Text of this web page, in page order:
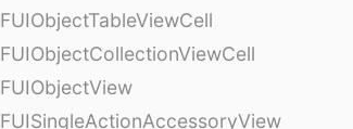
FUIObjectTableViewCell
FUIObjectCollectionViewCell
FUIObjectView
FUISingleActionAccessoryView